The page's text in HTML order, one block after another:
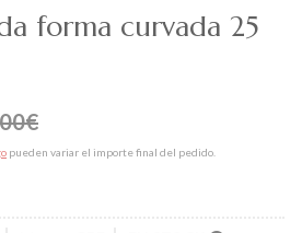
forma curvada 25
€
pueden variar el importe final del pedido.